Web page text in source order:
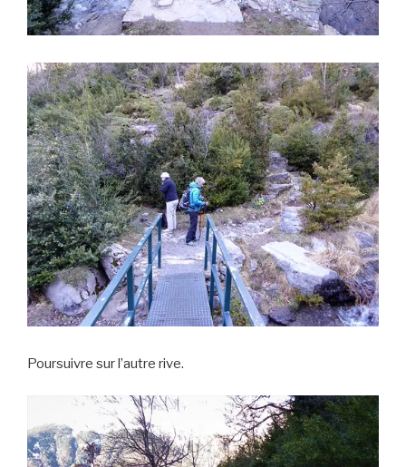
Poursuivre sur l’autre rive.